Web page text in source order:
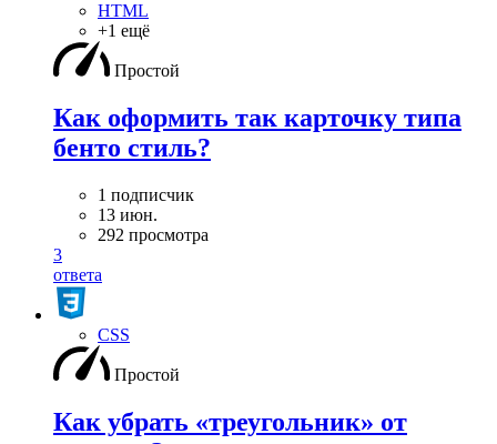
HTML
+1 ещё
Простой
Как оформить так карточку типа
бенто стиль?
1 подписчик
13 июн.
292 просмотра
3
ответа
CSS
Простой
Как убрать «треугольник» от